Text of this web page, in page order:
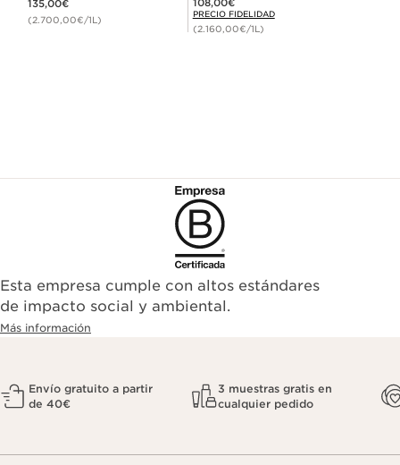
135,00€
(2.700,00€/1L)
108,00€
PRECIO FIDELIDAD
(2.160,00€/1L)
Esta empresa cumple con altos estándares
de impacto social y ambiental.
Más información
Envío gratuito a partir
de 40€
3 muestras gratis en
cualquier pedido